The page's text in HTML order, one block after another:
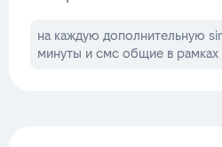
на каждую дополнительную
минуты и смс общие в рамках